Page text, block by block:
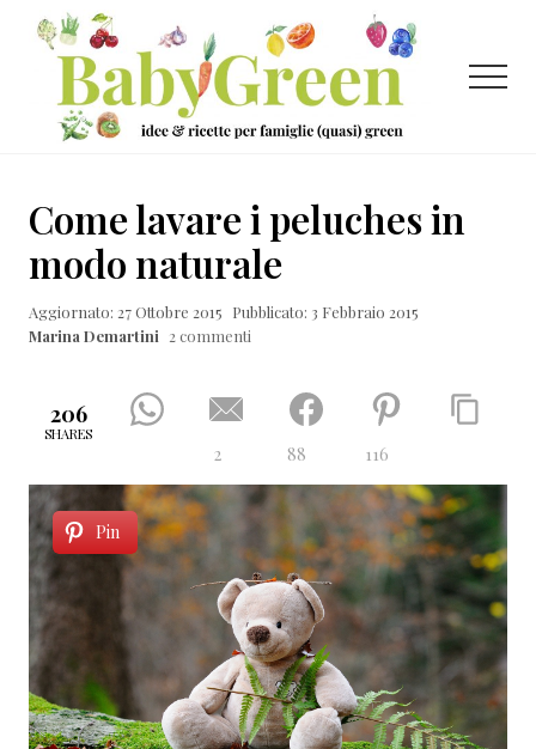
Menu
Passa
contenuto
principale
Passa
laterale
primaria
Passa
ricette
per
famiglie
Menu
Come lavare i peluches in
modo naturale
Aggiornato: 27 Ottobre 2015 Pubblicato: 3 Febbraio 2015
Marina Demartini 2 commenti
206
SHARES
2 88 116
Pin